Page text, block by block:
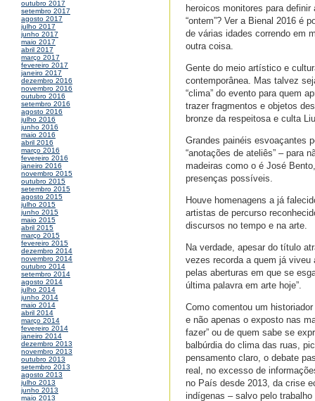
outubro 2017
setembro 2017
agosto 2017
julho 2017
junho 2017
maio 2017
abril 2017
março 2017
fevereiro 2017
janeiro 2017
dezembro 2016
novembro 2016
outubro 2016
setembro 2016
agosto 2016
julho 2016
junho 2016
maio 2016
abril 2016
março 2016
fevereiro 2016
janeiro 2016
novembro 2015
outubro 2015
setembro 2015
agosto 2015
julho 2015
junho 2015
maio 2015
abril 2015
março 2015
fevereiro 2015
dezembro 2014
novembro 2014
outubro 2014
setembro 2014
agosto 2014
julho 2014
junho 2014
maio 2014
abril 2014
março 2014
fevereiro 2014
janeiro 2014
dezembro 2013
novembro 2013
outubro 2013
setembro 2013
agosto 2013
julho 2013
junho 2013
maio 2013
heroicos monitores para
“ontem”? Ver a Bienal 2016 é
de várias idades correndo em
outra coisa.
Gente do meio artístico e
contemporânea. Mas talvez
“clima” do evento para quem
trazer fragmentos e objetos
bronze da respeitosa e culta
Grandes painéis esvoaçantes
“anotações de ateliês” – para
madeiras como o é José
presenças possíveis.
Houve homenagens a já
artistas de percurso
discursos no tempo e na arte.
Na verdade, apesar do título
vezes recorda a quem já viveu
pelas aberturas em que se
última palavra em arte hoje”.
Como comentou um
e não apenas o exposto nas
fazer” ou de quem sabe se
balbúrdia do clima das ruas,
pensamento claro, o debate
real, no excesso de
no País desde 2013, da crise
indígenas – salvo pelo